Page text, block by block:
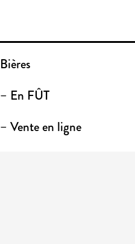
Bières
– En FÛT
– Vente en ligne